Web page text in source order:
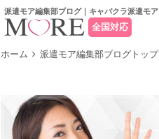
派遣モア編集部ブログ｜キャバクラ派遣モア
全国対応
ホーム 派遣モア編集部ブログトップ